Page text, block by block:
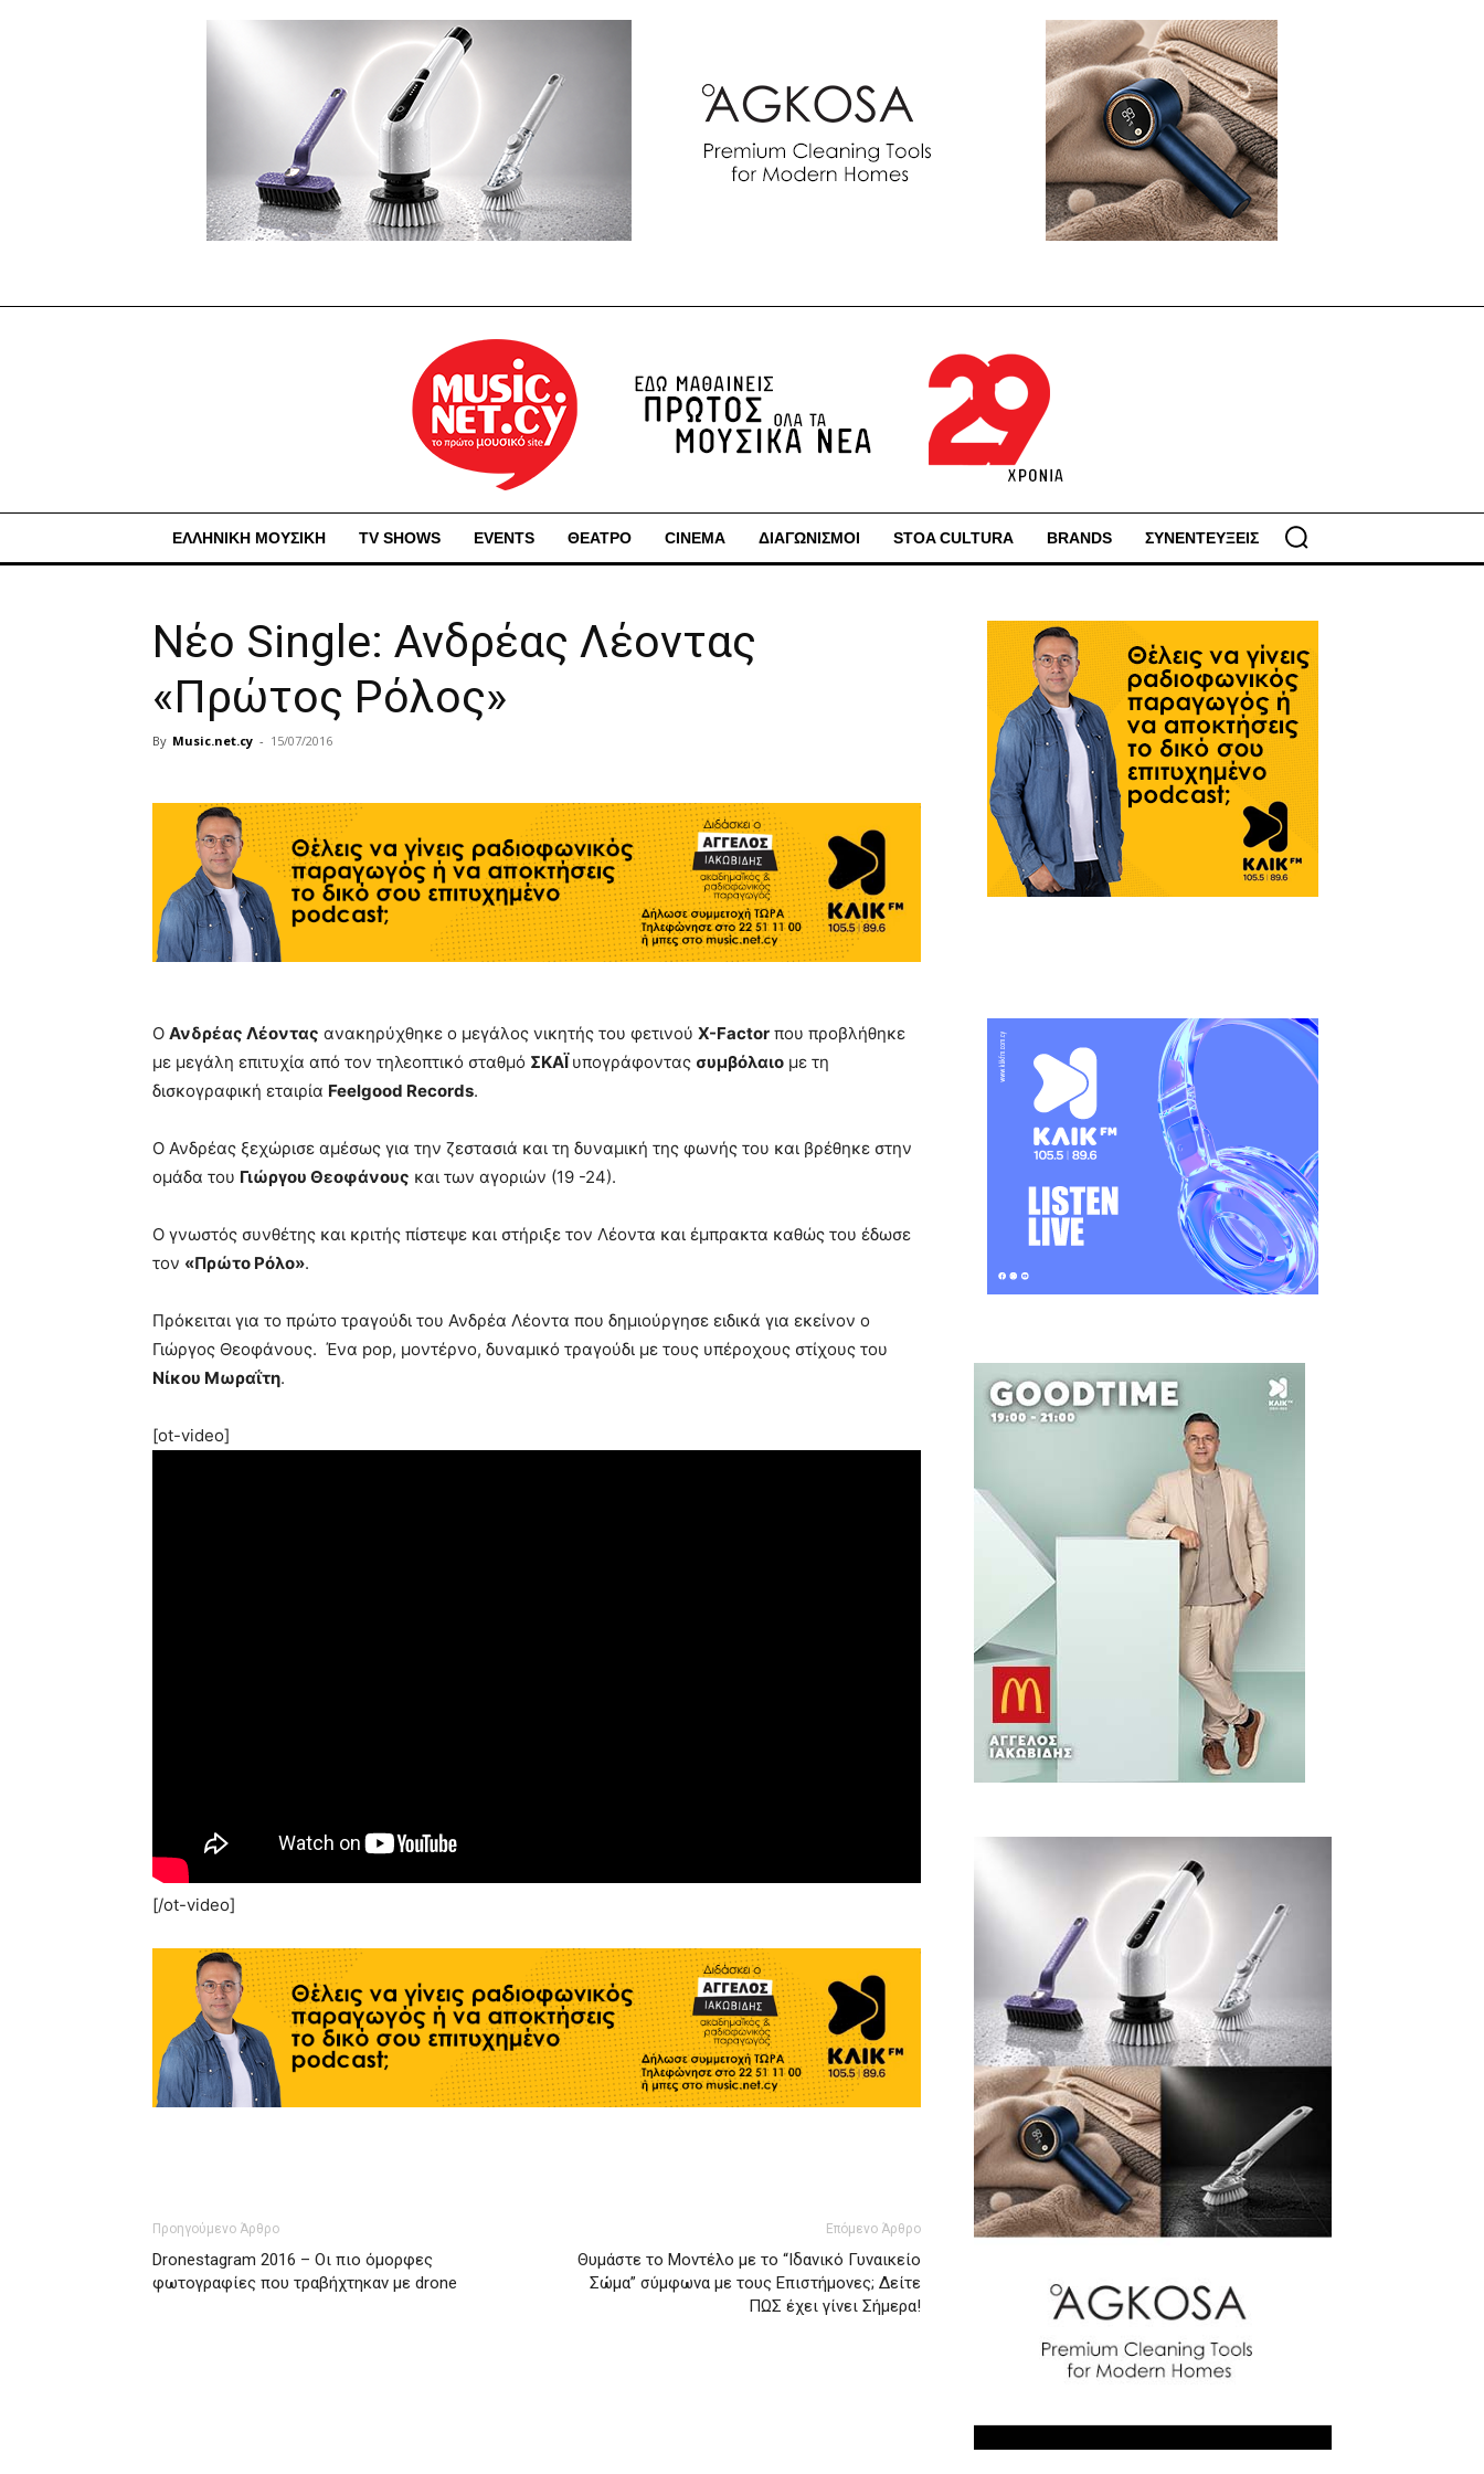
ΕΛΛΗΝΙΚΗ ΜΟΥΣΙΚΗ TV SHOWS EVENTS ΘΕΑΤΡΟ CINEMA ΔΙΑΓΩΝΙΣΜΟΙ STOA CULTURA BRANDS ΣΥΝΕΝΤΕΥΞΕΙΣ
Νέο Single: Ανδρέας Λέοντας
«Πρώτος Ρόλος»
By Music.net.cy - 15/07/2016
Ο Ανδρέας Λέοντας ανακηρύχθηκε ο μεγάλος νικητής του φετινού X-Factor που προβλήθηκε
με μεγάλη επιτυχία από τον τηλεοπτικό σταθμό ΣΚΑΪυπογράφοντας συμβόλαιο με τη
δισκογραφική εταιρία Feelgood Records.
Ο Ανδρέας ξεχώρισε αμέσως για την ζεστασιά και τη δυναμική της φωνής του και βρέθηκε στην
ομάδα του Γιώργου Θεοφάνους και των αγοριών (19 -24).
Ο γνωστός συνθέτης και κριτής πίστεψε και στήριξε τον Λέοντα και έμπρακτα καθώς του έδωσε
τον «Πρώτο Ρόλο».
Πρόκειται για το πρώτο τραγούδι του Ανδρέα Λέοντα που δημιούργησε ειδικά για εκείνον ο
Γιώργος Θεοφάνους. Ένα pop, μοντέρνο, δυναμικό τραγούδι με τους υπέροχους στίχους του
Νίκου Μωραΐτη.
[ot-video]
[/ot-video]
Προηγούμενο Άρθρο
Dronestagram 2016 – Οι πιο όμορφες
φωτογραφίες που τραβήχτηκαν με drone
Επόμενο Άρθρο
Θυμάστε το Μοντέλο με το “Ιδανικό Γυναικείο
Σώμα” σύμφωνα με τους Επιστήμονες; Δείτε
ΠΩΣ έχει γίνει Σήμερα!